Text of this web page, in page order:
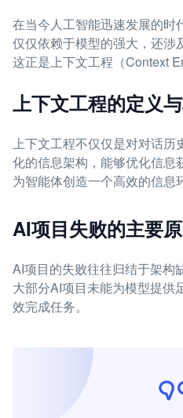
在当今人工智能迅速发展的时
仅仅依赖于模型的强大，还涉
这正是上下文工程（Context
上下文工程的定义
上下文工程不仅仅是对对话历
化的信息架构，能够优化信息
为智能体创造一个高效的信息
AI项目失败的主要
AI项目的失败往往归结于架构
大部分AI项目未能为模型提供
效完成任务。